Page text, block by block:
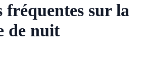
fréquentes sur la
de nuit